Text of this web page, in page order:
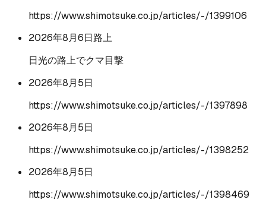
https://www.shimotsuke.co.jp/articles/-/1399106
2026年8月6日路上
日光の路上でクマ目撃
2026年8月5日
https://www.shimotsuke.co.jp/articles/-/1397898
2026年8月5日
https://www.shimotsuke.co.jp/articles/-/1398252
2026年8月5日
https://www.shimotsuke.co.jp/articles/-/1398469